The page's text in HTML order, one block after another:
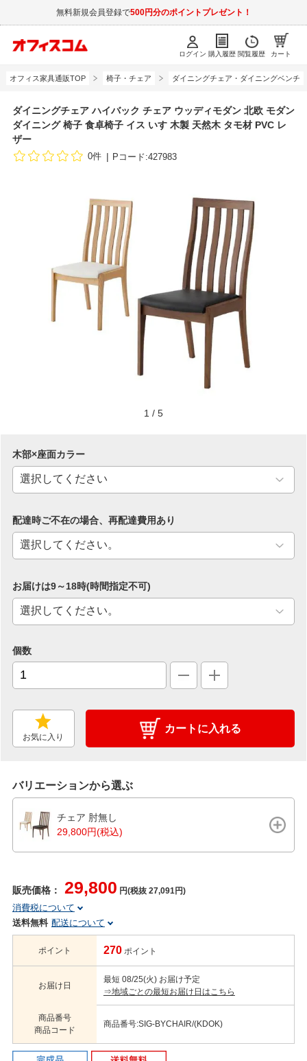
無料新規会員登録で500円分のポイントプレゼント！
ログイン 購入履歴 閲覧履歴 カート
オフィス家具通販TOP 椅子・チェア ダイニングチェア・ダイニングベンチ
ダイニングチェア ハイバック チェア ウッディモダン 北欧 モダン
ダイニング 椅子 食卓椅子 イス いす 木製 天然木 タモ材 PVC レ
ザー
0件 Pコード:427983
1 / 5
木部×座面カラー
配達時ご不在の場合、再配達費用あり
お届けは9～18時(時間指定不可)
個数
お気に入り
カートに入れる
バリエーションから選ぶ
チェア 肘無し
29,800円(税込)
販売価格： 29,800 円(税抜 27,091円)
消費税について
送料無料 配送について
ポイント 270 ポイント
お届け日
最短 08/25(火) お届け予定
⇒地域ごとの最短お届け日はこちら
商品番号
商品コード
商品番号:SIG-BYCHAIR/(KDOK)